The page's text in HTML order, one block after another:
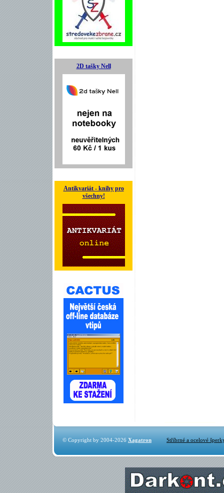
2D tašky Nell
Antikvariát - knihy pro
všechny!
© Copyright by 2004-2026 Xagatron Stříbrné a ocelové